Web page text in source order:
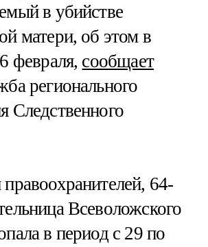
в убийстве
матери, об этом в
февраля, сообщает
регионального
Следственного
64-
Всеволожского
в период с 29 по